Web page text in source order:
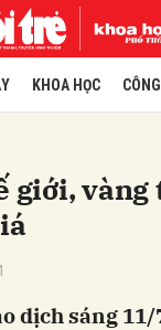
KHOA HỌC
giới, vàng
dịch sáng